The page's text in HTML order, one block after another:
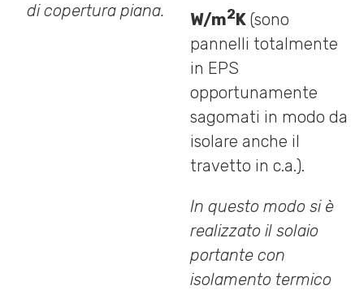
di copertura piana.
W/m2K (sono
pannelli totalmente
in EPS
opportunamente
sagomati in modo da
isolare anche il
travetto in c.a.).
In questo modo si è
realizzato il solaio
portante con
isolamento termico